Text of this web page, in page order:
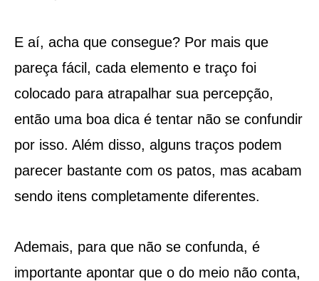
E aí, acha que consegue? Por mais que
pareça fácil, cada elemento e traço foi
colocado para atrapalhar sua percepção,
então uma boa dica é tentar não se confundir
por isso. Além disso, alguns traços podem
parecer bastante com os patos, mas acabam
sendo itens completamente diferentes.
Ademais, para que não se confunda, é
importante apontar que o do meio não conta,